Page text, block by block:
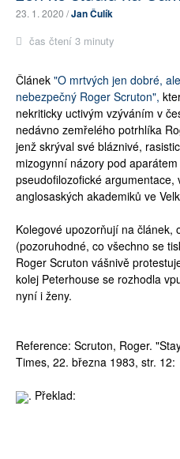
23. 1. 2020 /Jan Čulík
čas čtení 3 minuty
Článek "O mrtvých jen dobré,
nebezpečný Roger Scruton",
nekriticky uctivým vzýváním v
nedávno zemřelého potrhlíka
jenž skrýval své bláznivé,
mizogynní názory pod
pseudofilozofické
anglosaských akademiků ve
Kolegové upozorňují na článek,
(pozoruhodné, co všechno se
Roger Scruton vášnivě
kolej Peterhouse se rozhodla
nyní i ženy.
Reference: Scruton, Roger.
Times, 22. března 1983, str. 12:
. Překlad: